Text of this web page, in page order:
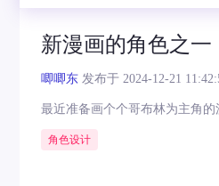
新漫画的角色之一
唧唧东 发布于 2024-12-21
最近准备画个个哥布林为主角
角色设计